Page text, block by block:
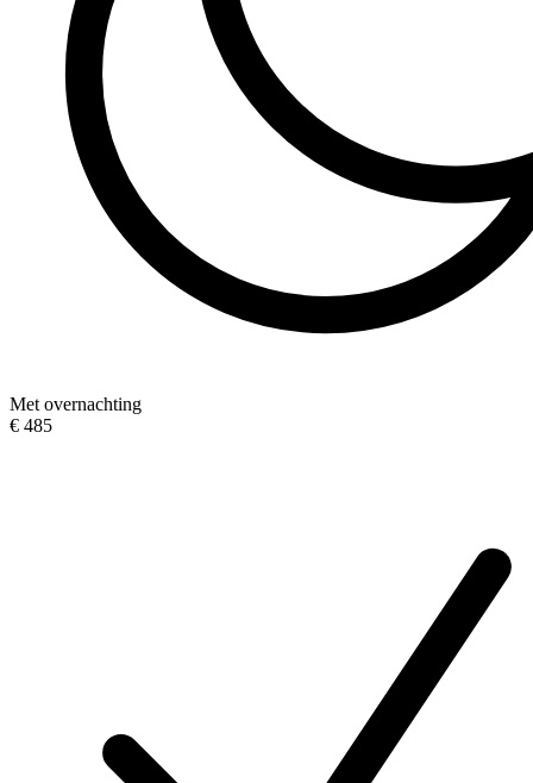
Met overnachting
€ 485